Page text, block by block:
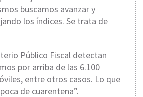
buscamos avanzar y
los índices. Se trata de
Público Fiscal detectan
por arriba de las 6.100
entre otros casos. Lo que
de cuarentena”.